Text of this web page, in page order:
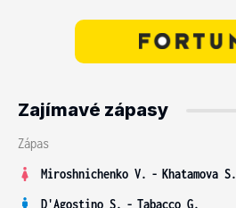
Zajímavé zápasy
Zápas
Miroshnichenko V. - Khatamova S.
D'Agostino S. - Tabacco G.